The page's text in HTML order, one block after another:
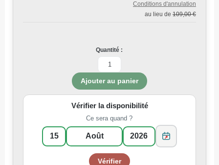
Conditions d'annulation
au lieu de 109,00 €
Quantité :
Vérifier la disponibilité
Ce sera quand ?